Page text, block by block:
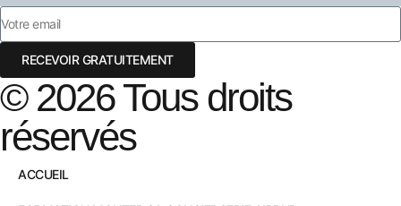
RECEVOIR GRATUITEMENT
© 2026 Tous droits
réservés
ACCUEIL